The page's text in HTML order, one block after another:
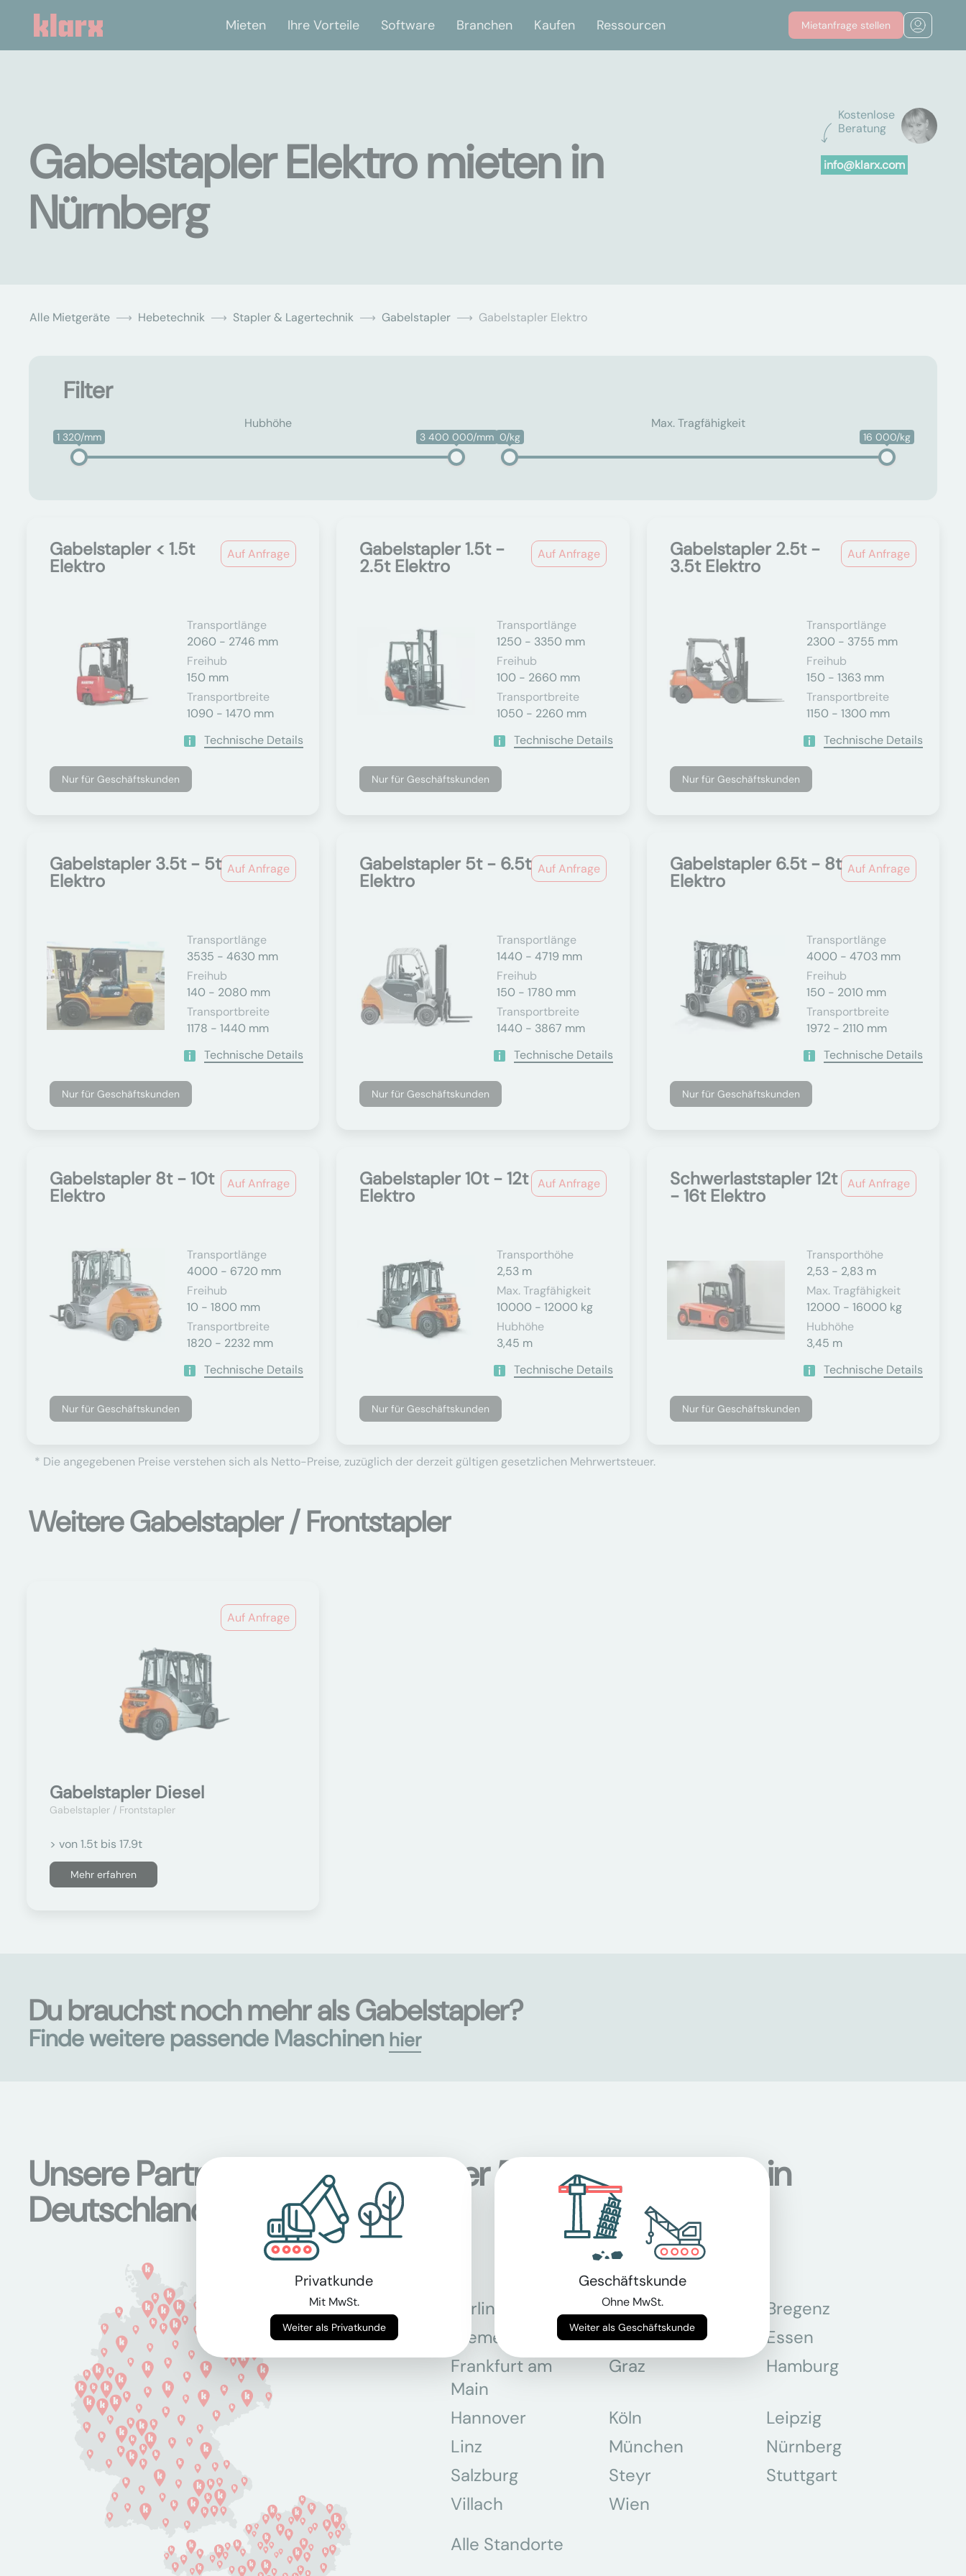
Mieten Ihre Vorteile Software Branchen Kaufen Ressourcen Mietanfrage stellen
Kostenlose
Beratung
info@klarx.com
Gabelstapler Elektro mieten in
Nürnberg
Alle Mietgeräte Hebetechnik Stapler & Lagertechnik Gabelstapler Gabelstapler Elektro
Filter
Hubhöhe
1 320/mm 3 400 000/mm
Max. Tragfähigkeit
0/kg 16 000/kg
Auf Anfrage
Gabelstapler < 1.5t
Elektro
Transportlänge
2060 - 2746 mm
Freihub
150 mm
Transportbreite
1090 - 1470 mm
Technische Details
Nur für Geschäftskunden
Auf Anfrage
Gabelstapler 1.5t -
2.5t Elektro
Transportlänge
1250 - 3350 mm
Freihub
100 - 2660 mm
Transportbreite
1050 - 2260 mm
Technische Details
Nur für Geschäftskunden
Auf Anfrage
Gabelstapler 2.5t -
3.5t Elektro
Transportlänge
2300 - 3755 mm
Freihub
150 - 1363 mm
Transportbreite
1150 - 1300 mm
Technische Details
Nur für Geschäftskunden
Auf Anfrage
Gabelstapler 3.5t - 5t
Elektro
Transportlänge
3535 - 4630 mm
Freihub
140 - 2080 mm
Transportbreite
1178 - 1440 mm
Technische Details
Nur für Geschäftskunden
Auf Anfrage
Gabelstapler 5t - 6.5t
Elektro
Transportlänge
1440 - 4719 mm
Freihub
150 - 1780 mm
Transportbreite
1440 - 3867 mm
Technische Details
Nur für Geschäftskunden
Auf Anfrage
Gabelstapler 6.5t - 8t
Elektro
Transportlänge
4000 - 4703 mm
Freihub
150 - 2010 mm
Transportbreite
1972 - 2110 mm
Technische Details
Nur für Geschäftskunden
Auf Anfrage
Gabelstapler 8t - 10t
Elektro
Transportlänge
4000 - 6720 mm
Freihub
10 - 1800 mm
Transportbreite
1820 - 2232 mm
Technische Details
Nur für Geschäftskunden
Auf Anfrage
Gabelstapler 10t - 12t
Elektro
Transporthöhe
2,53 m
Max. Tragfähigkeit
10000 - 12000 kg
Hubhöhe
3,45 m
Technische Details
Nur für Geschäftskunden
Auf Anfrage
Schwerlaststapler 12t
- 16t Elektro
Transporthöhe
2,53 - 2,83 m
Max. Tragfähigkeit
12000 - 16000 kg
Hubhöhe
3,45 m
Technische Details
Nur für Geschäftskunden
* Die angegebenen Preise verstehen sich als Netto-Preise, zuzüglich der derzeit gültigen gesetzlichen Mehrwertsteuer.
Weitere Gabelstapler / Frontstapler
Auf Anfrage
Gabelstapler Diesel
Gabelstapler / Frontstapler
> von 1.5t bis 17.9t
Mehr erfahren
Du brauchst noch mehr als Gabelstapler?
Finde weitere passende Maschinen hier
Unsere Partnerstationen an über 5.000 Standorten in
Deutschland und Österreich
Berlin Bonn
Bregenz
Bremen
Dortmund
Essen
Frankfurt am
Main
Graz Hamburg
Hannover Köln
Leipzig
Linz
München
Nürnberg
Salzburg
Steyr
Stuttgart
Villach
Wien
Alle Standorte
Privatkunde
Mit MwSt.
Weiter als Privatkunde
Geschäftskunde
Ohne MwSt.
Weiter als Geschäftskunde